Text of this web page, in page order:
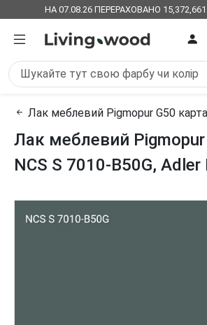
НА 07.08.26 ПЕРЕРАХОВАНО
Лак меблевий Pigmopur G50
Лак меблевий Pigmopur
NCS S 7010-B50G, Adler